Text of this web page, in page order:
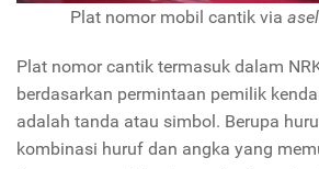
Plat nomor mobil cantik via
Plat nomor cantik termasuk dalam
berdasarkan permintaan pemilik
adalah tanda atau simbol. Berupa
kombinasi huruf dan angka yang